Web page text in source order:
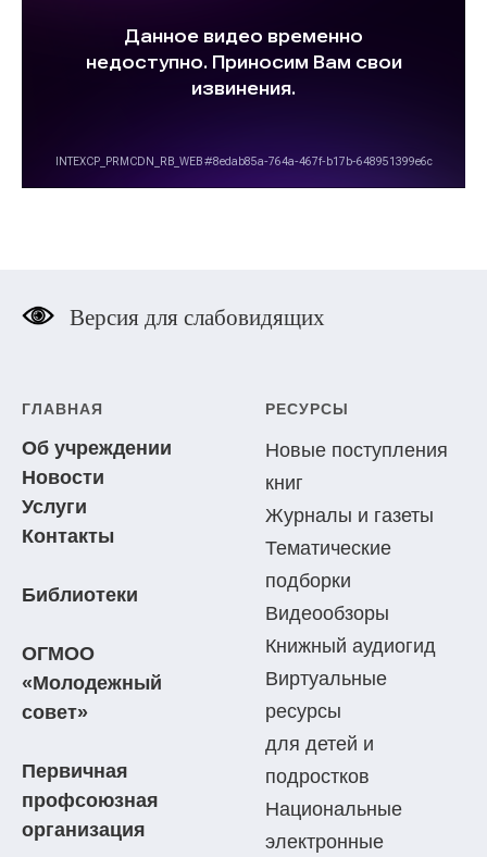
Версия для слабовидящих
ГЛАВНАЯ
Об учреждении
Новости
Услуги
Контакты
Библиотеки
ОГМОО
«Молодежный
совет»
Первичная
профсоюзная
организация
РЕСУРСЫ
Новые поступления
книг
Журналы и газеты
Тематические
подборки
Видеообзоры
Книжный аудиогид
Виртуальные
ресурсы
для детей и
подростков
Национальные
электронные